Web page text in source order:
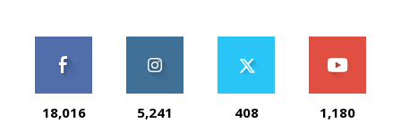
18,016 5,241 408 1,180